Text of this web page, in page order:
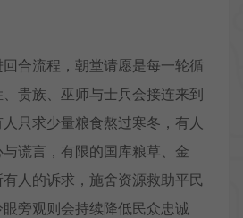
合流程，朝堂请愿是每一轮循
贵族、巫师与士兵会接连来到
只求少量粮食熬过寒冬，有人
谎言，有限的国库粮草、金
人的诉求，施舍资源救助平民
旁观则会持续降低民众忠诚